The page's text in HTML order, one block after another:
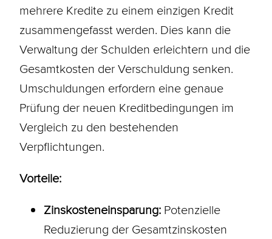
mehrere Kredite zu einem einzigen Kredit
zusammengefasst werden. Dies kann die
Verwaltung der Schulden erleichtern und die
Gesamtkosten der Verschuldung senken.
Umschuldungen erfordern eine genaue
Prüfung der neuen Kreditbedingungen im
Vergleich zu den bestehenden
Verpflichtungen.
Vorteile:
Zinskosteneinsparung:Potenzielle
Reduzierung der Gesamtzinskosten